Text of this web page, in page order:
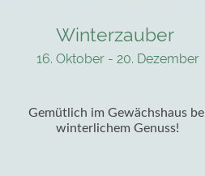
Winterzauber
16. Oktober - 20. Dezember
Gemütlich im Gewächshaus
winterlichem Genuss!